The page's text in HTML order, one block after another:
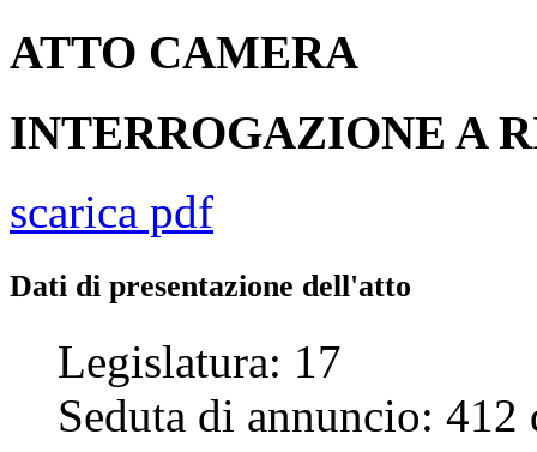
ATTO CAMERA
INTERROGAZIONE A
scarica pdf
Dati di presentazione dell'atto
Legislatura: 17
Seduta di annuncio: 412